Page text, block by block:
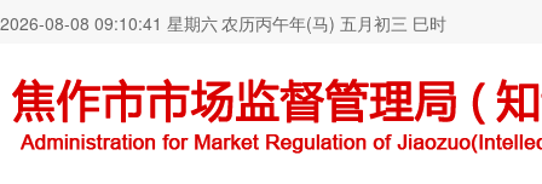
2026-08-08 09:10:42 星期六农历丙午年(马) 五月初三 巳时